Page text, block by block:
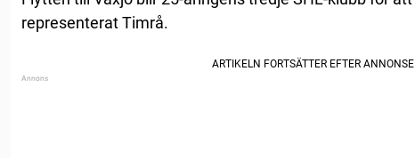
representerat Timrå.